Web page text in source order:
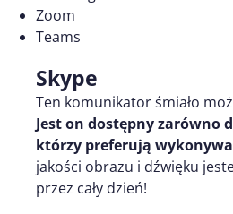
Zoom
Teams
Skype
Ten komunikator śmiało
Jest on dostępny zarówno
którzy preferują
jakości obrazu i dźwięku
przez cały dzień!